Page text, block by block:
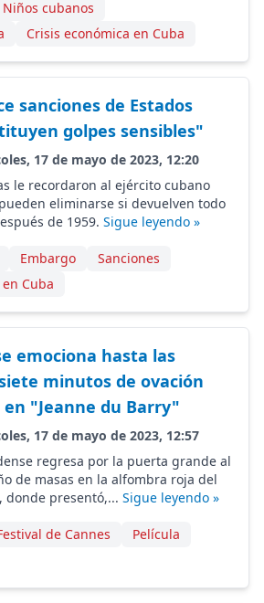
Niños cubanos
Crisis económica en Cuba
sanciones de Estados
golpes sensibles"
17 de mayo de 2023, 12:20
le recordaron al ejército cubano
eliminarse si devuelven todo
de 1959. Sigue leyendo »
Embargo
Sanciones
Cuba
emociona hasta las
minutos de ovación
"Jeanne du Barry"
17 de mayo de 2023, 12:57
regresa por la puerta grande al
de masas en la alfombra roja del
donde presentó,... Sigue leyendo »
de Cannes
Película